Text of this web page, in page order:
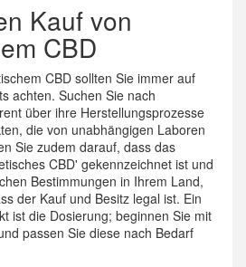
Kauf von
CBD
CBD sollten Sie immer auf
achten. Suchen Sie nach
über ihre Herstellungsprozesse
die von unabhängigen Laboren
Sie zudem darauf, dass das
CBD' gekennzeichnet ist und
Bestimmungen in Ihrem Land,
der Kauf und Besitz legal ist. Ein
ist die Dosierung; beginnen Sie mit
passen Sie diese nach Bedarf